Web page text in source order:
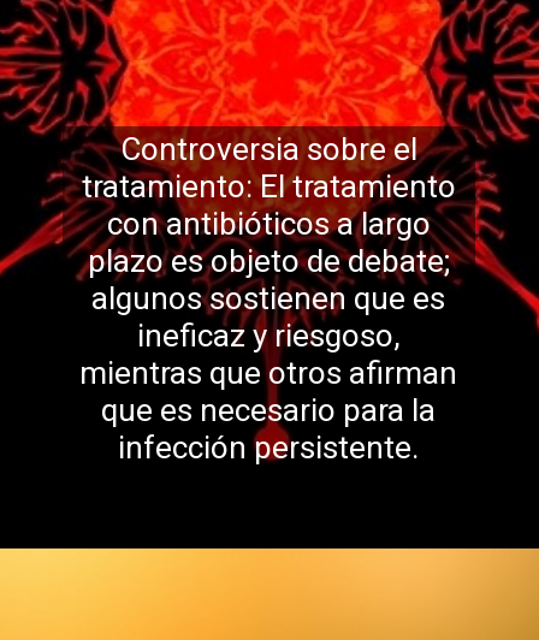
Controversia sobre el
tratamiento: El tratamiento
con antibióticos a largo
plazo es objeto de debate;
algunos sostienen que es
ineficaz y riesgoso,
mientras que otros afirman
que es necesario para la
infección persistente.